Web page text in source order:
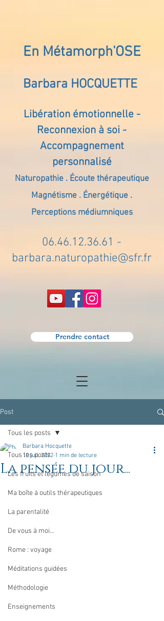
En Métamorph'OSE
Barbara HOCQUETTE
Libération émotionnelle -
Reconnexion à soi -
Accompagnement
personnalisé
Naturopathie . Écoute thérapeutique
Magnétisme . Énergétique .
Perceptions médiumniques
06.46.12.36.61 -
barbara.naturopathie@sfr.fr
Prendre contact
Post
Tous les posts
Les fruits et légumes de saison
Ma boîte à outils thérapeutiques
La parentalité
De vous à moi...
Rome : voyage
Méditations guidées
Méthodologie
Enseignements
Tous les posts
La pensée du jour...
Barbara Hocquette
10 juil. 2022 1 min de lecture